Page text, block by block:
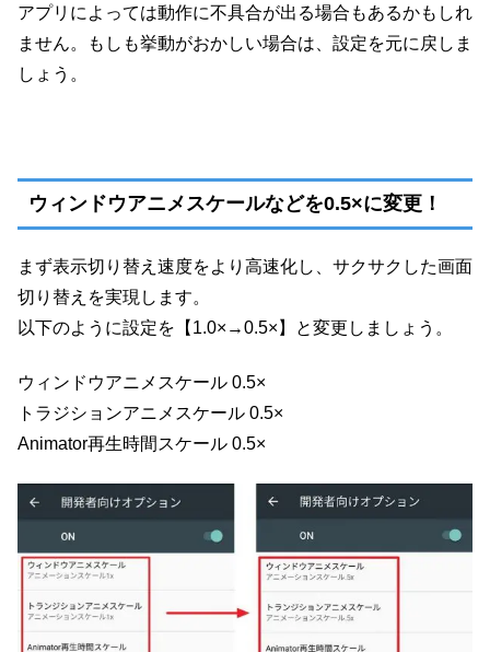
アプリによっては動作に不具合が出る場合もあるかもしれ
ません。もしも挙動がおかしい場合は、設定を元に戻しま
しょう。
ウィンドウアニメスケールなどを0.5×に変更！
まず表示切り替え速度をより高速化し、サクサクした画面
切り替えを実現します。
以下のように設定を【1.0×→0.5×】と変更しましょう。
ウィンドウアニメスケール 0.5×
トラジションアニメスケール 0.5×
Animator再生時間スケール 0.5×